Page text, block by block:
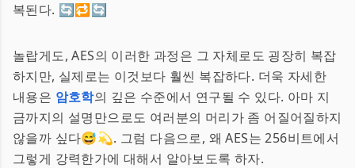
복된다. 🔄🔁🔄
놀랍게도, AES의 이러한 과정은 그 자체로도 굉장히 복잡
하지만, 실제로는 이것보다 훨씬 복잡하다. 더욱 자세한
내용은 암호학의 깊은 수준에서 연구될 수 있다. 아마 지
금까지의 설명만으로도 여러분의 머리가 좀 어질어질하지
않을까 싶다😅💫. 그럼 다음으로, 왜 AES는 256비트에서
그렇게 강력한가에 대해서 알아보도록 하자.